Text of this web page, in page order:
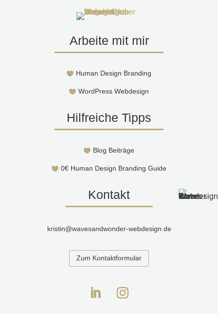
Arbeite mit mir
 Human Design Branding
 WordPress Webdesign
Hilfreiche Tipps
 Blog Beiträge
 0€ Human Design Branding Guide
Kontakt
kristin@wavesandwonder-webdesign.de
Zum Kontaktformular